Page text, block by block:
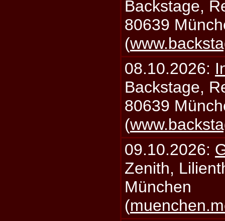
Backstage,
80639
(
08.10.2026:
Backstage,
80639
(
09.10.2026:
Zenith,
München
(